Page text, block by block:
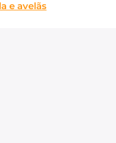
e avelãs